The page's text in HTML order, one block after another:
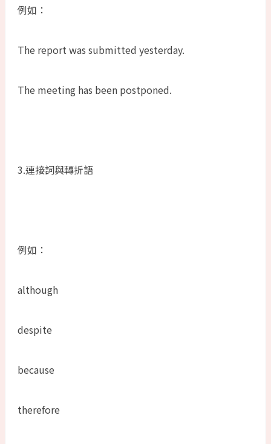
例如：
The report was submitted yesterday.
The meeting has been postponed.
3.連接詞與轉折語
例如：
although
despite
because
therefore